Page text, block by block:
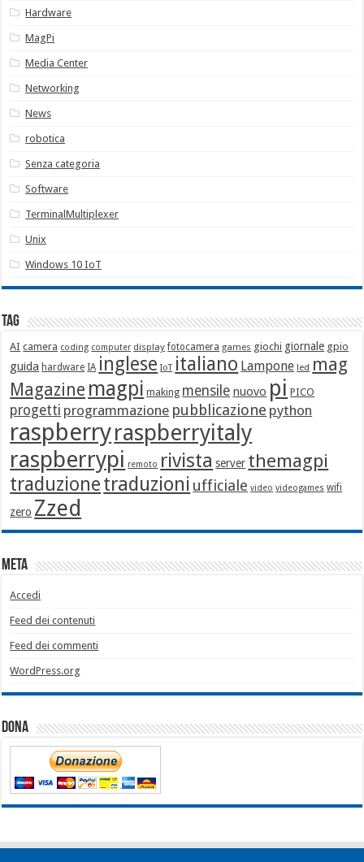
Hardware
MagPi
Media Center
Networking
News
robotica
Senza categoria
Software
TerminalMultiplexer
Unix
Windows 10 IoT
Tag
AI camera coding computer display fotocamera games giochi giornale gpio
guida hardware IA inglese IoT italiano Lampone led mag
Magazine magpi making mensile nuovo pi PICO
progetti programmazione pubblicazione python
raspberryraspberryitaly
raspberrypi remoto rivista server themagpi
traduzionetraduzioni ufficiale video videogames wifi
zero Zzed
Meta
Accedi
Feed dei contenuti
Feed dei commenti
WordPress.org
Dona